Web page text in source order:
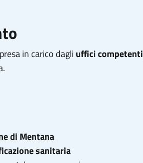
in carico dagli uffici competenti
di Mentana
sanitaria